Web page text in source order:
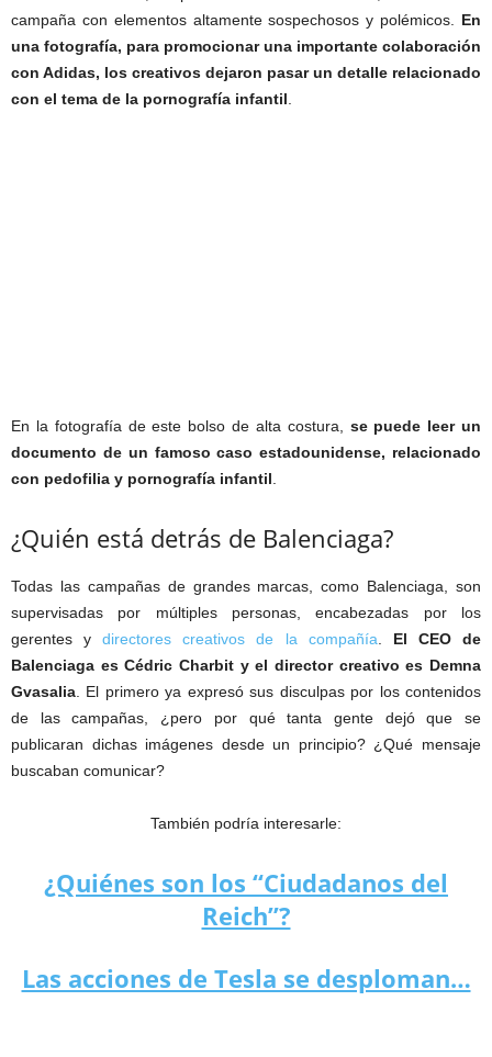
campaña con elementos altamente sospechosos y polémicos. En
una fotografía, para promocionar una importante colaboración
con Adidas, los creativos dejaron pasar un detalle relacionado
con el tema de la pornografía infantil
En la fotografía de este bolso de alta costura, se puede leer un
documento de un famoso caso estadounidense, relacionado
con pedofilia y pornografía infantil
¿Quién está detrás de Balenciaga?
Todas las campañas de grandes marcas, como Balenciaga, son
supervisadas por múltiples personas, encabezadas por los
gerentes ydirectores creativos de la compañía
El CEO de
Balenciaga es Cédric Charbit y el director creativo es Demna
Gvasalia . El primero ya expresó sus disculpas por los contenidos
de las campañas, ¿pero por qué tanta gente dejó que se
publicaran dichas imágenes desde un principio? ¿Qué mensaje
buscaban comunicar?
También podría interesarle:
¿Quiénes son los “Ciudadanos del
Reich”?
Las acciones de Tesla se desploman…